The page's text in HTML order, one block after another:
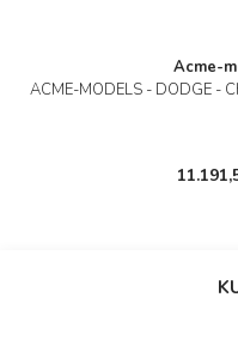
Acme-
ACME-MODELS - DODGE -